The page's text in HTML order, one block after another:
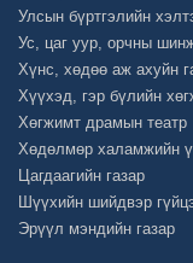
Улсын бүртгэлийн
Ус, цаг уур, орчны
Хүнс, хөдөө аж ахуйн
Хүүхэд, гэр бүлийн
Хөгжимт драмын театр
Хөдөлмөр халамжийн
Цагдаагийн газар
Шүүхийн шийдвэр
Эрүүл мэндийн газар